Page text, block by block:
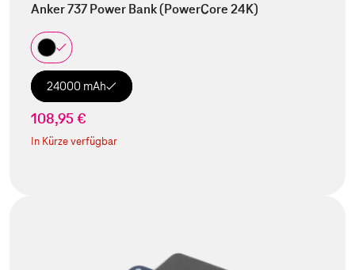
Anker 737 Power Bank (PowerCore 24K)
24000 mAh
108,95 €
In Kürze verfügbar